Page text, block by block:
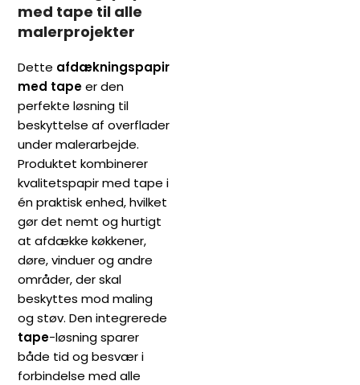
med tape til alle
malerprojekter
Dette afdækningspapir
med tapeer den
perfekte løsning til
beskyttelse af overflader
under malerarbejde.
Produktet kombinerer
kvalitetspapir med tape i
én praktisk enhed, hvilket
gør det nemt og hurtigt
at afdække køkkener,
døre, vinduer og andre
områder, der skal
beskyttes mod maling
og støv. Den integrerede
tape-løsning sparer
både tid og besvær i
forbindelse med alle